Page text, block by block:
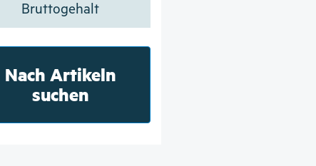
Bruttogehalt
Nach Artikeln
suchen